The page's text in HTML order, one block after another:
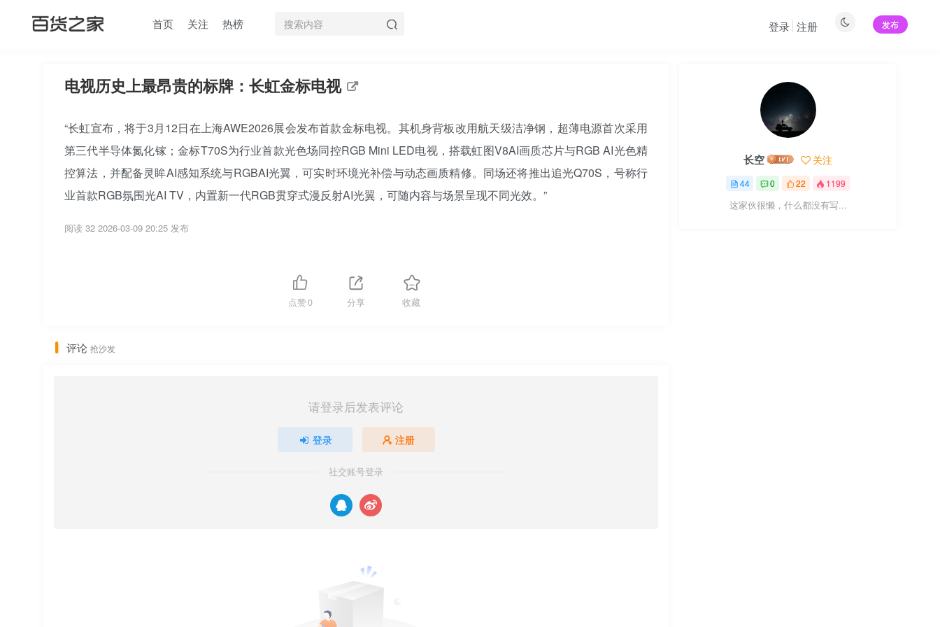
首页 关注 热榜 发布
登录 注册
电视历史上最昂贵的标牌：长虹金标电视
“长虹宣布，将于3月12日在上海AWE2026展会发布首款金标电视。其机身背板改用航天级洁净钢，超薄电源首次采用
第三代半导体氮化镓；金标T70S为行业首款光色场同控RGB Mini LED电视，搭载虹图V8AI画质芯片与RGB AI光色精
控算法，并配备灵眸AI感知系统与RGBAI光翼，可实时环境光补偿与动态画质精修。同场还将推出追光Q70S，号称行
业首款RGB氛围光AI TV，内置新一代RGB贯穿式漫反射AI光翼，可随内容与场景呈现不同光效。”
阅读 32 2026-03-09 20:25 发布
点赞0 分享 收藏
评论 抢沙发
请登录后发表评论
登录 注册
社交账号登录
长空 关注
44 0 22 1199
这家伙很懒，什么都没有写...